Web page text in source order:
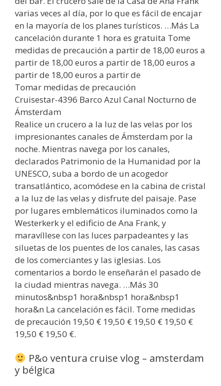
varias veces al día, por lo que es fácil de encajar
en la mayoría de los planes turísticos. …Más La
cancelación durante 1 hora es gratuita Tome
medidas de precaución a partir de 18,00 euros a
partir de 18,00 euros a partir de 18,00 euros a
partir de 18,00 euros a partir de
Tomar medidas de precaución
Cruisestar-4396 Barco Azul Canal Nocturno de
Ámsterdam
Realice un crucero a la luz de las velas por los
impresionantes canales de Ámsterdam por la
noche. Mientras navega por los canales,
declarados Patrimonio de la Humanidad por la
UNESCO, suba a bordo de un acogedor
transatlántico, acomódese en la cabina de cristal
a la luz de las velas y disfrute del paisaje. Pase
por lugares emblemáticos iluminados como la
Westerkerk y el edificio de Ana Frank, y
maravíllese con las luces parpadeantes y las
siluetas de los puentes de los canales, las casas
de los comerciantes y las iglesias. Los
comentarios a bordo le enseñarán el pasado de
la ciudad mientras navega. …Más 30
minutos&nbsp1 hora&nbsp1 hora&nbsp1
hora&n La cancelación es fácil. Tome medidas
de precaución 19,50 € 19,50 € 19,50 € 19,50 €
19,50 € 19,50 €.
P&o ventura cruise vlog – amsterdam
y bélgica